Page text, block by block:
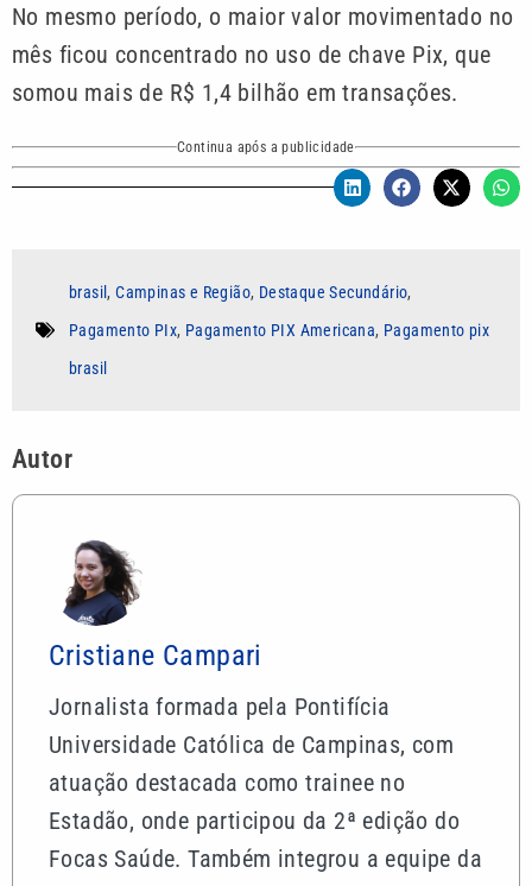
No mesmo período, o maior valor movimentado no
mês ficou concentrado no uso de chave Pix, que
somou mais de R$ 1,4 bilhão em transações.
Continua após a publicidade
brasil ,Campinas e Região, Destaque Secundário,
Pagamento PIx, Pagamento PIX Americana, Pagamento pix
brasil
Autor
Cristiane Campari
Jornalista formada pela Pontifícia
Universidade Católica de Campinas, com
atuação destacada como trainee no
Estadão, onde participou da 2ª edição do
Focas Saúde. Também integrou a equipe da